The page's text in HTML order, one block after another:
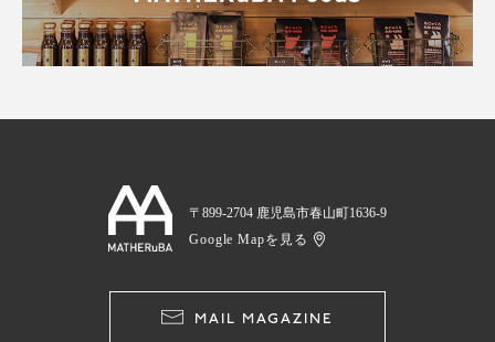
〒899-2704 鹿児島市春山町1636-9
Google Mapを見る
MAIL MAGAZINE